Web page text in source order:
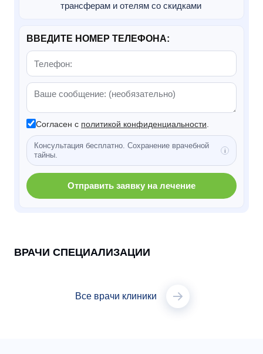
ВВЕДИТЕ НОМЕР ТЕЛЕФОНА:
Согласен с политикой конфиденциальности.
Консультация бесплатно. Сохранение врачебной
тайны.
Отправить заявку на лечение
трансферам и отелям со скидками
ВРАЧИ СПЕЦИАЛИЗАЦИИ
Все врачи клиники